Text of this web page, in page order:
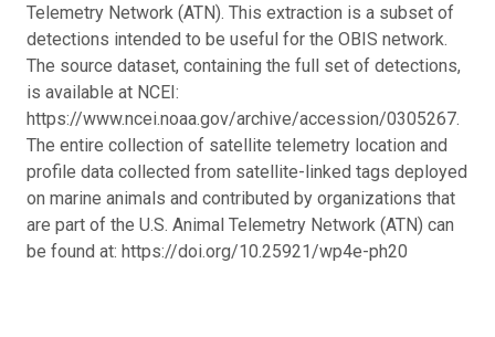
Telemetry Network (ATN). This extraction is a subset of
detections intended to be useful for the OBIS network.
The source dataset, containing the full set of detections,
is available at NCEI:
https://www.ncei.noaa.gov/archive/accession/0305267.
The entire collection of satellite telemetry location and
profile data collected from satellite-linked tags deployed
on marine animals and contributed by organizations that
are part of the U.S. Animal Telemetry Network (ATN) can
be found at: https://doi.org/10.25921/wp4e-ph20